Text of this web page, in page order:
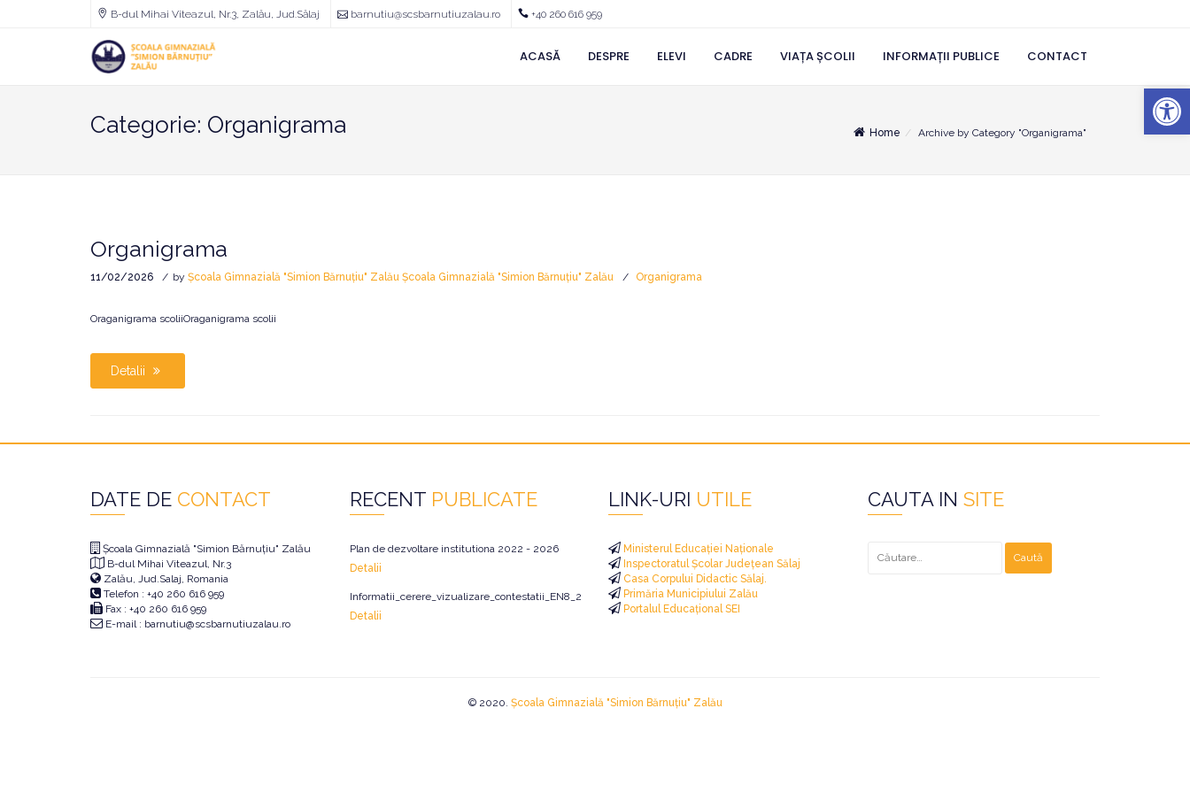
B-dul Mihai Viteazul, Nr.3, Zalău, Jud.Sălaj barnutiu@scsbarnutiuzalau.ro +40 260 616 959
Școala
Gimnazială
"Simion
ACASĂ DESPRE ELEVI CADRE VIAȚA ȘCOLII INFORMAȚII PUBLICE CONTACT
Categorie: Organigrama Home Archive by Category "Organigrama"
Organigrama
11/02/2026 by Școala Gimnazială "Simion Bărnuțiu" Zalău Școala Gimnazială "Simion Bărnuțiu" Zalău Organigrama
Oraganigrama scoliiOraganigrama scolii
Detalii
DATE DE CONTACT
Școala Gimnazială "Simion Bărnuțiu" Zalău
B-dul Mihai Viteazul, Nr.3
Zalău, Jud.Salaj, Romania
Telefon : +40 260 616 959
Fax : +40 260 616 959
E-mail : barnutiu@scsbarnutiuzalau.ro
RECENT PUBLICATE
Plan de dezvoltare institutiona 2022 - 2026
Detalii
Informatii_cerere_vizualizare_contestatii_EN8_2026
Detalii
LINK-URI UTILE
Ministerul Educației Naționale
Inspectoratul Școlar Județean Sălaj
Casa Corpului Didactic Sălaj.
Primăria Municipiului Zalău
Portalul Educațional SEI
CAUTA IN SITE
după:
© 2020. Școala Gimnazială "Simion Bărnuțiu" Zalău